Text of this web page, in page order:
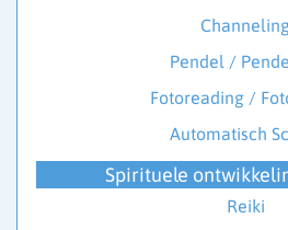
Pendel /
Fotoreading /
Automatisch
Spirituele
Reiki